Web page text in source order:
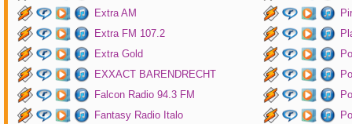
Extra AM
Extra FM 107.2
Extra Gold
EXXACT BARENDRECHT
Falcon Radio 94.3 FM
Fantasy Radio Italo